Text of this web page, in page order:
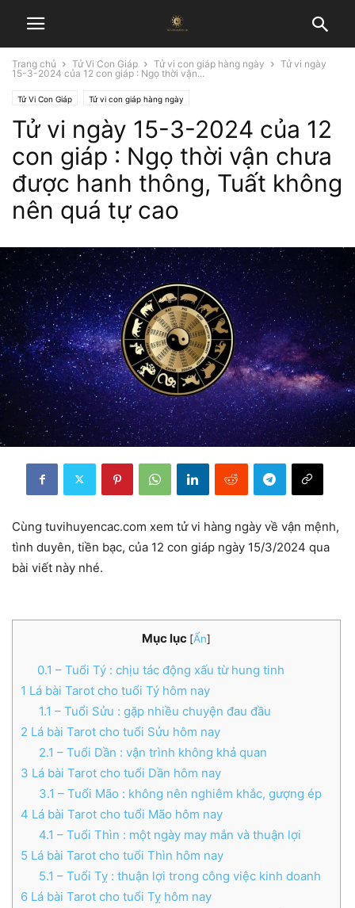
Trang chủ Tử Vi Con Giáp Tử vi con giáp hàng ngày
Tử vi ngày
15-3-2024 của 12 con giáp : Ngọ thời vận...
Tử Vi Con Giáp Tử vi con giáp hàng ngày
Tử vi ngày 15-3-2024 của 12
con giáp : Ngọ thời vận chưa
được hanh thông, Tuất không
nên quá tự cao
Cùng tuvihuyencac.com xem tử vi hàng ngày về vận mệnh,
tình duyên, tiền bạc, của 12 con giáp ngày 15/3/2024 qua
bài viết này nhé.
Mục lục [Ẩn]
0.1 – Tuổi Tý : chịu tác động xấu từ hung tinh
1 Lá bài Tarot cho tuổi Tý hôm nay
1.1 – Tuổi Sửu : gặp nhiều chuyện đau đầu
2 Lá bài Tarot cho tuổi Sửu hôm nay
2.1 – Tuổi Dần : vận trình không khả quan
3 Lá bài Tarot cho tuổi Dần hôm nay
3.1 – Tuổi Mão : không nên nghiêm khắc, gượng ép
4 Lá bài Tarot cho tuổi Mão hôm nay
4.1 – Tuổi Thìn : một ngày may mắn và thuận lợi
5 Lá bài Tarot cho tuổi Thìn hôm nay
5.1 – Tuổi Tỵ : thuận lợi trong công việc kinh doanh
6 Lá bài Tarot cho tuổi Tỵ hôm nay